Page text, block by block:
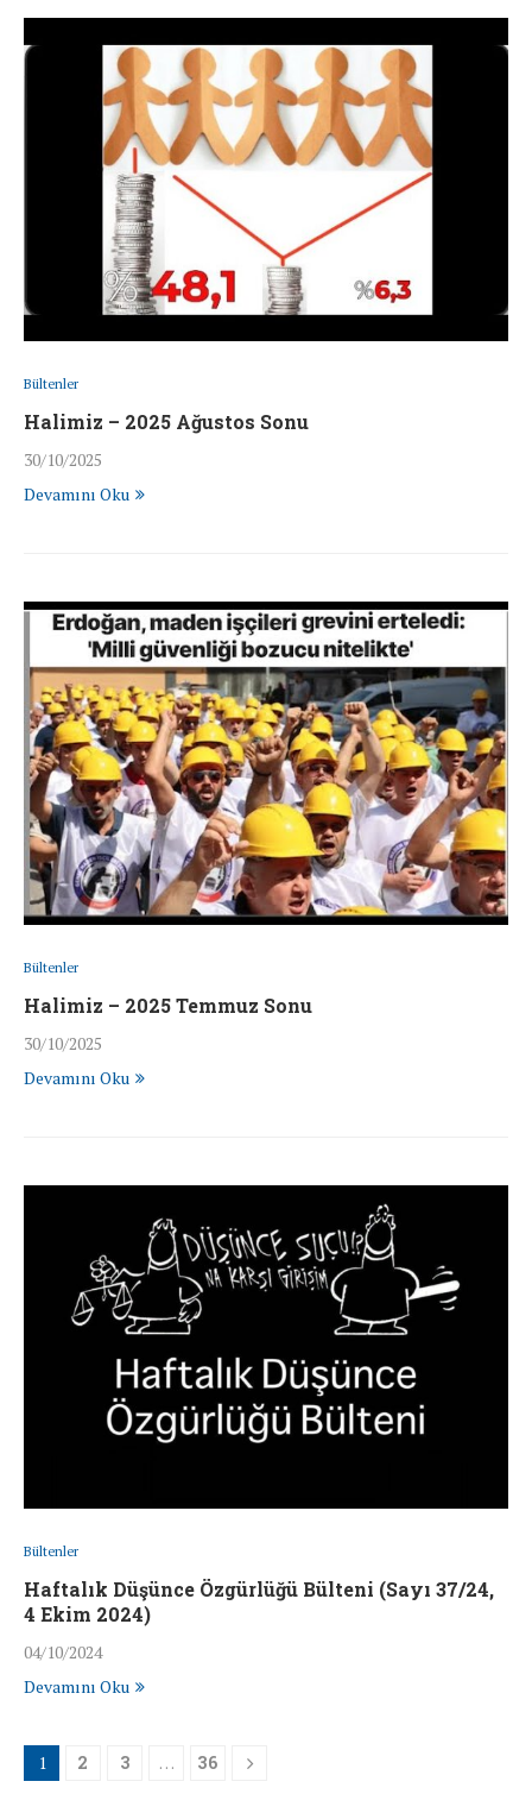
Bültenler
Halimiz – 2025 Ağustos Sonu
30/10/2025
Devamını Oku
Bültenler
Halimiz – 2025 Temmuz Sonu
30/10/2025
Devamını Oku
Bültenler
Haftalık Düşünce Özgürlüğü Bülteni (Sayı 37/24,
4 Ekim 2024)
04/10/2024
Devamını Oku
1 2 3 … 36